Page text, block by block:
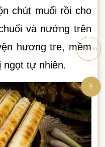
chút muối rồi cho
và nướng trên
hương tre, mềm
ngọt tự nhiên.
Liên hệ